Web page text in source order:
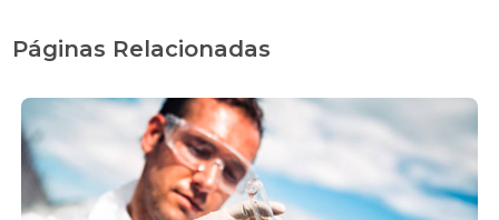
Páginas Relacionadas